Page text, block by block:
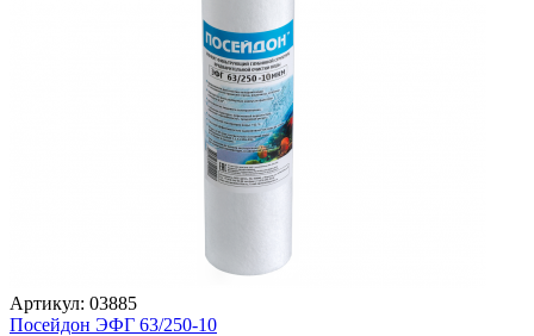
Артикул: 03885
Посейдон ЭФГ 63/250-10